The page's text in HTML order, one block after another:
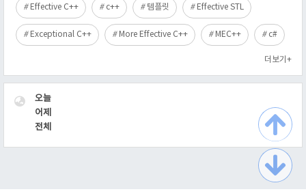
Effective C++ c++ 템플릿 Effective STL
Exceptional C++ More Effective C++ MEC++ c#
더보기+
VISITOR
오늘
어제
전체